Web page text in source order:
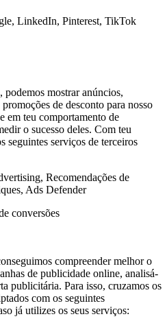
LinkedIn, Pinterest, TikTok
podemos mostrar anúncios,
de desconto para nosso
em teu comportamento de
o sucesso deles. Com teu
seguintes serviços de terceiros
Recomendações de
Ads Defender
conversões
compreender melhor o
de publicidade online, analisá-
publicitária. Para isso, cruzamos os
com os seguintes
já utilizes os seus serviços: